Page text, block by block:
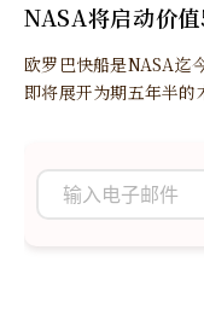
NASA将启动价
欧罗巴快船是NASA迄
即将展开为期五年半的